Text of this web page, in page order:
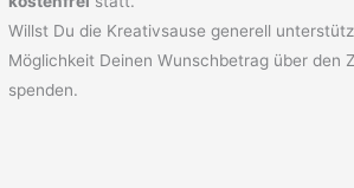
Willst Du die Kreativsause generell
Möglichkeit Deinen Wunschbetrag über den
spenden.